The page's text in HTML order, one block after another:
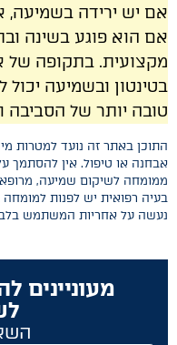
אם יש ירידה בשמיעה,
אם הוא פוגע בשינה
מקצועית. בתקופה של
בטינטון ובשמיעה
טובה יותר של הסביבה
התוכן באתר זה נועד למטרות
אבחנה או טיפול. אין להסתמך
ממומחה לשיקום שמיעה,
בעיה רפואית יש לפנות
נעשה על אחריות המשתמש
מעוניינים